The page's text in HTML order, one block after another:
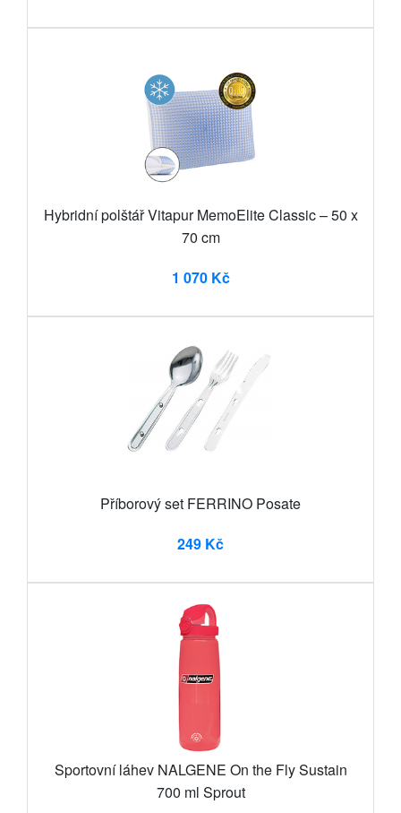
Hybridní polštář Vitapur MemoElite Classic – 50 x
70 cm
1 070 Kč
Příborový set FERRINO Posate
249 Kč
Sportovní láhev NALGENE On the Fly Sustain
700 ml Sprout